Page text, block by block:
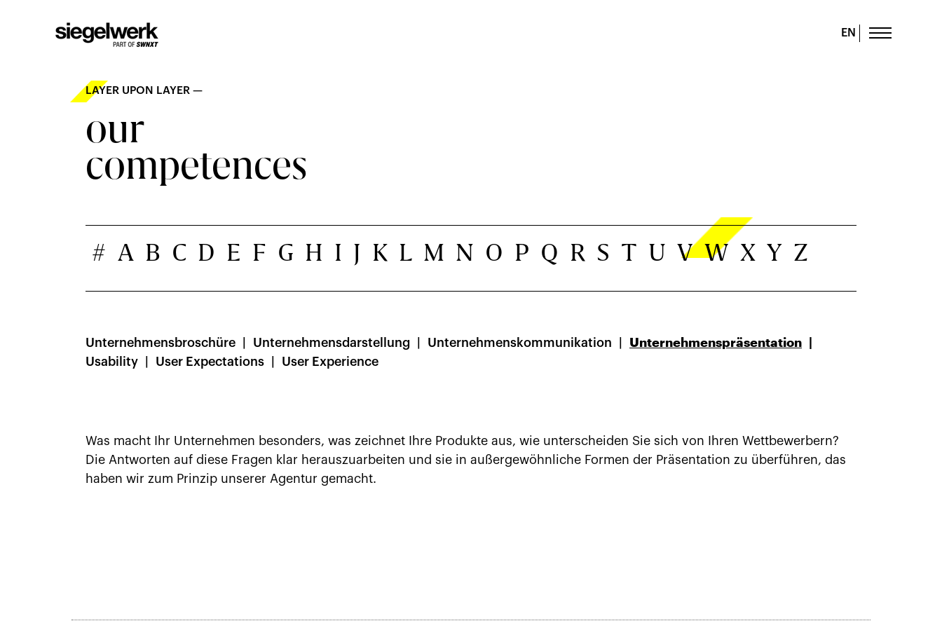
EN
LAYER UPON LAYER —
our
competences
# A B C D E F G H I J K L M N O P Q R S T U V W X Y Z
Unternehmensbroschüre Unternehmensdarstellung Unternehmenskommunikation
Unternehmenspräsentation
Usability
User Expectations User Experience
Was macht Ihr Unternehmen besonders, was zeichnet Ihre Produkte aus, wie unterscheiden Sie sich von Ihren Wettbewerbern?
Die Antworten auf diese Fragen klar herauszuarbeiten und sie in außergewöhnliche Formen der Präsentation zu überführen, das
haben wir zum Prinzip unserer Agentur gemacht.